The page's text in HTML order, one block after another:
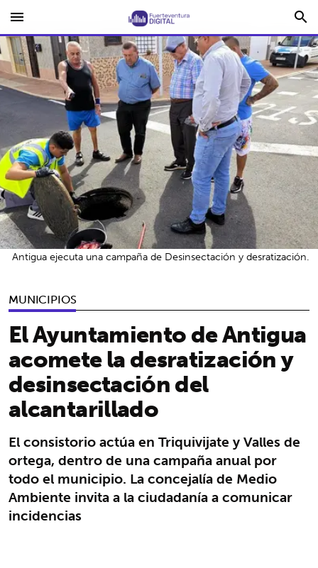
menu search
MUNICIPIOS
El Ayuntamiento de Antigua
acomete la desratización y
desinsectación del
alcantarillado
El consistorio actúa en Triquivijate y Valles de
ortega, dentro de una campaña anual por
todo el municipio. La concejalía de Medio
Ambiente invita a la ciudadanía a comunicar
incidencias
Antigua ejecuta una campaña de Desinsectación y desratización.